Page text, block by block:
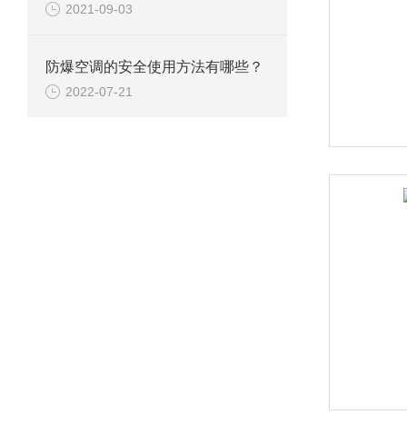
2021-09-03
防爆空调的安全使用方法有哪些？
2022-07-21